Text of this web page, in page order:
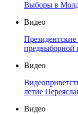
Выборы в
Видео
предвыборной
Видео
летие
Видео